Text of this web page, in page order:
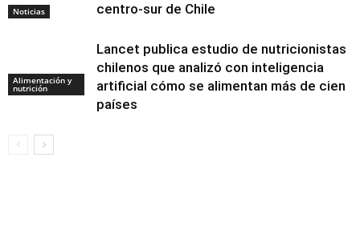
Noticias
centro-sur de Chile
Alimentación y
nutrición
Lancet publica estudio de nutricionistas
chilenos que analizó con inteligencia
artificial cómo se alimentan más de cien
países